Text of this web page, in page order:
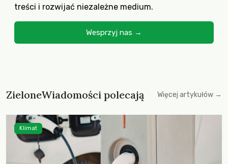
treści i rozwijać niezależne medium.
Wesprzyj nas →
ZieloneWiadomości polecają Więcej artykułów →
Klimat